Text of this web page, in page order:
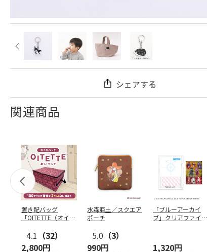
シェアする
関連商品
置き配バッグ
「OITETTE（オイテ
4.1 （32）
2,800円
水森亜土／スクエア
ポーチ
5.0 （3）
990円
「ブルーアーカイ
ブ」クリアファイル
1,320円